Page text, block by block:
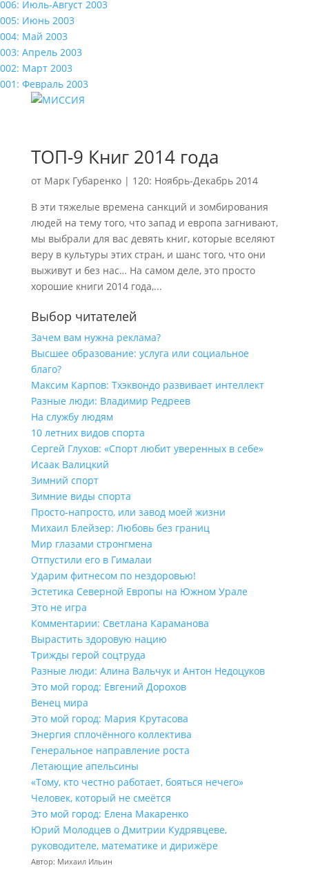
006: Июль-Август 2003
005: Июнь 2003
004: Май 2003
003: Апрель 2003
002: Март 2003
001: Февраль 2003
ТОП-9 Книг 2014 года
от Марк Губаренко| 120: Ноябрь-Декабрь 2014
В эти тяжелые времена санкций и зомбирования
людей на тему того, что запад и европа загнивают,
мы выбрали для вас девять книг, которые вселяют
веру в культуры этих стран, и шанс того, что они
выживут и без нас… На самом деле, это просто
хорошие книги 2014 года,...
Выбор читателей
Зачем вам нужна реклама?
Высшее образование: услуга или социальное
благо?
Максим Карпов: Тхэквондо развивает интеллект
Разные люди: Владимир Редреев
На службу людям
10 летних видов спорта
Сергей Глухов: «Спорт любит уверенных в себе»
Исаак Валицкий
Зимний спорт
Зимние виды спорта
Просто-напросто, или завод моей жизни
Михаил Блейзер: Любовь без границ
Мир глазами стронгмена
Отпустили его в Гималаи
Ударим фитнесом по нездоровью!
Эстетика Северной Европы на Южном Урале
Это не игра
Комментарии: Светлана Караманова
Вырастить здоровую нацию
Трижды герой соцтруда
Разные люди: Алина Вальчук и Антон Недоцуков
Это мой город: Евгений Дорохов
Венец мира
Это мой город: Мария Крутасова
Энергия сплочённого коллектива
Генеральное направление роста
Летающие апельсины
«Тому, кто честно работает, бояться нечего»
Человек, который не смеётся
Это мой город: Елена Макаренко
Юрий Молодцев о Дмитрии Кудрявцеве,
руководителе, математике и дирижёре
Автор: Михаил Ильин